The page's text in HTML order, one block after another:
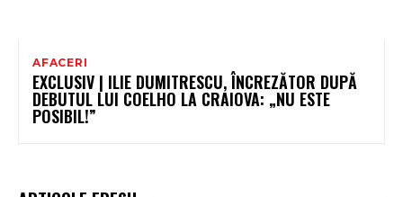
AFACERI
EXCLUSIV | ILIE DUMITRESCU, ÎNCREZĂTOR DUPĂ
DEBUTUL LUI COELHO LA CRAIOVA: „NU ESTE
POSIBIL!”